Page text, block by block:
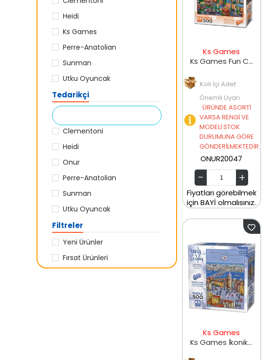
Heidi
Ks Games
Perre-Anatolian
Sunman
Utku Oyuncak
Tedarikçi
Clementoni
Heidi
Onur
Perre-Anatolian
Sunman
Utku Oyuncak
Filtreler
Yeni Ürünler
Fırsat Ürünleri
Ks Games
Ks Games Fun City 500 Parça Puzzle 20047
Koli İçi Adet :
Önemli Uyarı
: ÜRÜNDE ASORTİ
VARSA RENGİ VE
MODELİ STOK
DURUMUNA GÖRE
GÖNDERİLMEKTEDİR.
ONUR20047
Fiyatları görebilmek
için BAYİ olmalısınız.
Ks Games
Ks Games İkonik Galata 500 Parça 20072